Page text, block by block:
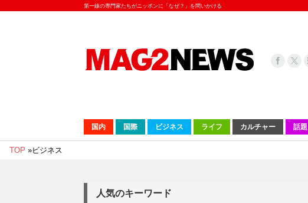
第一線の専門家たちがニッポンに「なぜ？」を問いかける
国内 国際 ビジネス ライフ カルチャー 話題
TOP »ビジネス
人気のキーワード